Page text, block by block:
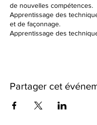
de nouvelles compétences.
Apprentissage des
et de façonnage.
Apprentissage des
différente à chaque fois.
cuissons et des différents
Partager cet